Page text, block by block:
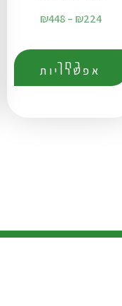
₪224
–
₪448
בחר
אפשרויות